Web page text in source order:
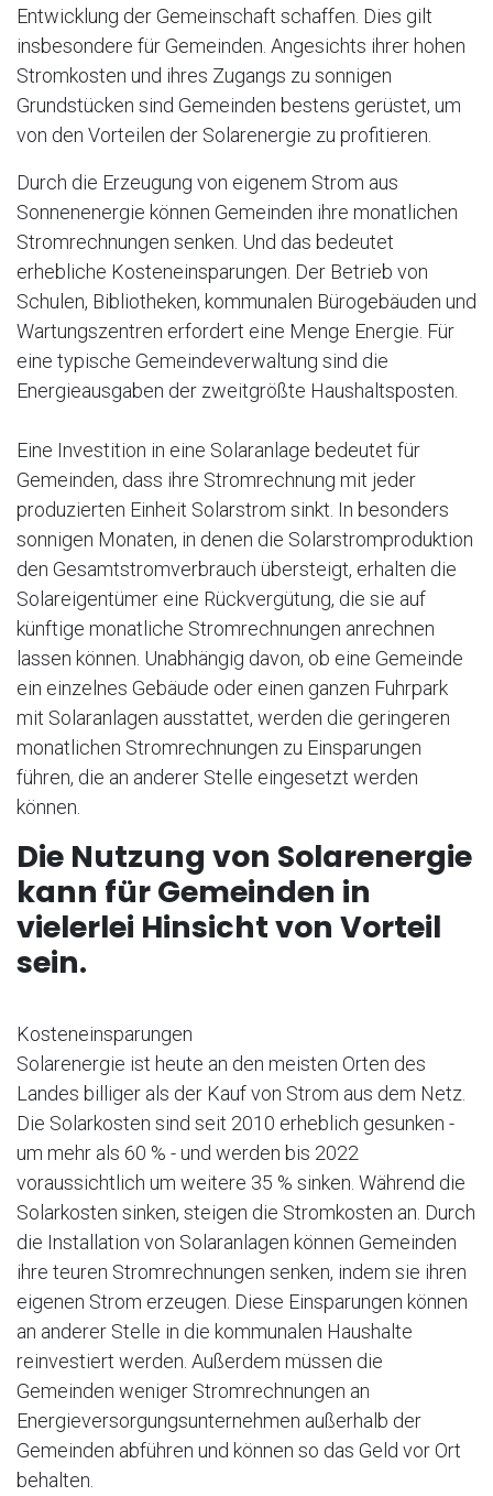
Entwicklung der Gemeinschaft schaffen. Dies gilt
insbesondere für Gemeinden. Angesichts ihrer hohen
Stromkosten und ihres Zugangs zu sonnigen
Grundstücken sind Gemeinden bestens gerüstet, um
von den Vorteilen der Solarenergie zu profitieren.
Durch die Erzeugung von eigenem Strom aus
Sonnenenergie können Gemeinden ihre monatlichen
Stromrechnungen senken. Und das bedeutet
erhebliche Kosteneinsparungen. Der Betrieb von
Schulen, Bibliotheken, kommunalen Bürogebäuden und
Wartungszentren erfordert eine Menge Energie. Für
eine typische Gemeindeverwaltung sind die
Energieausgaben der zweitgrößte Haushaltsposten.
Eine Investition in eine Solaranlage bedeutet für
Gemeinden, dass ihre Stromrechnung mit jeder
produzierten Einheit Solarstrom sinkt. In besonders
sonnigen Monaten, in denen die Solarstromproduktion
den Gesamtstromverbrauch übersteigt, erhalten die
Solareigentümer eine Rückvergütung, die sie auf
künftige monatliche Stromrechnungen anrechnen
lassen können. Unabhängig davon, ob eine Gemeinde
ein einzelnes Gebäude oder einen ganzen Fuhrpark
mit Solaranlagen ausstattet, werden die geringeren
monatlichen Stromrechnungen zu Einsparungen
führen, die an anderer Stelle eingesetzt werden
können.
Die Nutzung von Solarenergie
kann für Gemeinden in
vielerlei Hinsicht von Vorteil
sein.
Kosteneinsparungen
Solarenergie ist heute an den meisten Orten des
Landes billiger als der Kauf von Strom aus dem Netz.
Die Solarkosten sind seit 2010 erheblich gesunken -
um mehr als 60 % - und werden bis 2022
voraussichtlich um weitere 35 % sinken. Während die
Solarkosten sinken, steigen die Stromkosten an. Durch
die Installation von Solaranlagen können Gemeinden
ihre teuren Stromrechnungen senken, indem sie ihren
eigenen Strom erzeugen. Diese Einsparungen können
an anderer Stelle in die kommunalen Haushalte
reinvestiert werden. Außerdem müssen die
Gemeinden weniger Stromrechnungen an
Energieversorgungsunternehmen außerhalb der
Gemeinden abführen und können so das Geld vor Ort
behalten.